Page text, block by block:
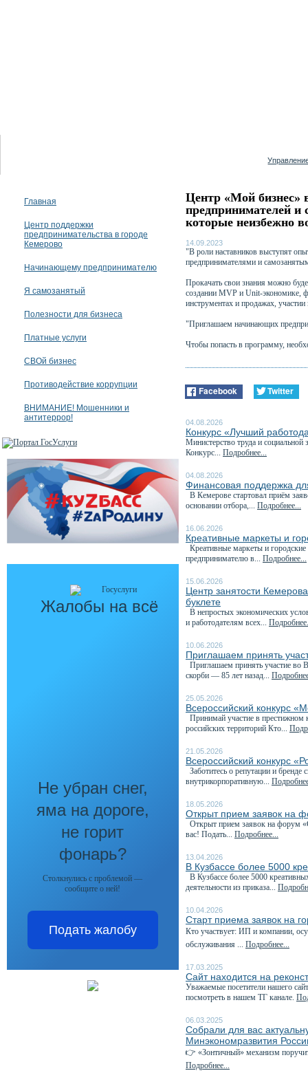
Главная
Центр поддержки
предпринимательства в городе
Кемерово
Начинающему предпринимателю
Я самозанятый
Полезности для бизнеса
Платные услуги
СВОй бизнес
Противодействие коррупции
ВНИМАНИЕ! Мошенники и
антитеррор!
Жалобы на всё
Не убран снег,
яма на дороге,
не горит
фонарь?
Столкнулись с проблемой —
сообщите о ней!
Подать жалобу
Центр «Мой бизнес»
предпринимателей и
которые неизбежно
14.09.2023
"В роли наставников выступят
предпринимателями и
Прокачать свои знания можно
создании MVP и Unit-экономике,
инструментах и продажах,
"Приглашаем начинающих
Чтобы попасть в программу,
Facebook Twitter
04.08.2026
Конкурс «Лучший
Министерство труда и социальной
Конкурс... Подробнее...
04.08.2026
Финансовая поддержка
В Кемерове стартовал приём
основании отбора,... Подробнее...
16.06.2026
Креативные маркеты и
Креативные маркеты и
предпринимателю в... Подробнее...
15.06.2026
Центр занятости
буклете
В непростых экономических
и работодателям всех...
10.06.2026
Приглашаем принять
Приглашаем принять участие во
скорби — 85 лет назад...
25.05.2026
Всероссийский конкурс
Принимай участие в престижном
российских территорий Кто...
21.05.2026
Всероссийский конкурс
Заботитесь о репутации и бренде
внутрикорпоративную...
18.05.2026
Открыт прием заявок на
Открыт прием заявок на форум
вас! Подать... Подробнее...
13.04.2026
В Кузбассе более 5000
В Кузбассе более 5000
деятельности из приказа...
10.04.2026
Старт приема заявок на
Кто участвует: ИП и компании,
обслуживания ... Подробнее...
17.03.2025
Сайт находится на
Уважаемые посетители нашего
посмотреть в нашем ТГ канале.
06.03.2025
Собрали для вас
Минэкономразвития
👉 «Зонтичный» механизм
Подробнее...